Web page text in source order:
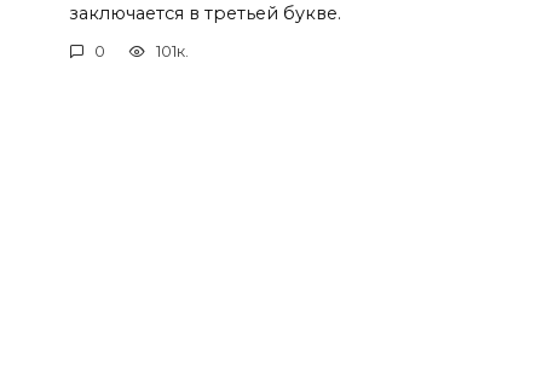
заключается в третьей букве.
0 101к.